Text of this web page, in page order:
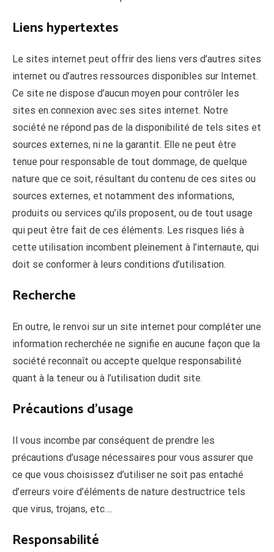
Liens hypertextes
Le sites internet peut offrir des liens vers d’autres sites
internet ou d’autres ressources disponibles sur Internet.
Ce site ne dispose d’aucun moyen pour contrôler les
sites en connexion avec ses sites internet. Notre
société ne répond pas de la disponibilité de tels sites et
sources externes, ni ne la garantit. Elle ne peut être
tenue pour responsable de tout dommage, de quelque
nature que ce soit, résultant du contenu de ces sites ou
sources externes, et notamment des informations,
produits ou services qu’ils proposent, ou de tout usage
qui peut être fait de ces éléments. Les risques liés à
cette utilisation incombent pleinement à l’internaute, qui
doit se conformer à leurs conditions d’utilisation.
Recherche
En outre, le renvoi sur un site internet pour compléter une
information recherchée ne signifie en aucune façon que la
société reconnaît ou accepte quelque responsabilité
quant à la teneur ou à l’utilisation dudit site.
Précautions d’usage
Il vous incombe par conséquent de prendre les
précautions d’usage nécessaires pour vous assurer que
ce que vous choisissez d’utiliser ne soit pas entaché
d’erreurs voire d’éléments de nature destructrice tels
que virus, trojans, etc….
Responsabilité